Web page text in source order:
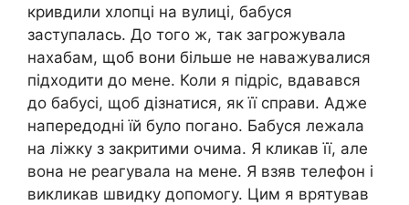
кривдили хлопці на вулиці, бабуся
заступалась. До того ж, так загрожувала
нахабам, щоб вони більше не наважувалися
підходити до мене. Коли я підріс, вдавався
до бабусі, щоб дізнатися, як її справи. Адже
напередодні їй було погано. Бабуся лежала
на ліжку з закритими очима. Я кликав її, але
вона не реагувала на мене. Я взяв телефон і
викликав швидку допомогу. Цим я врятував